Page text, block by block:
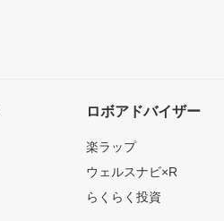
ロボアドバイザー
楽ラップ
ウェルスナビ×R
らくらく投資